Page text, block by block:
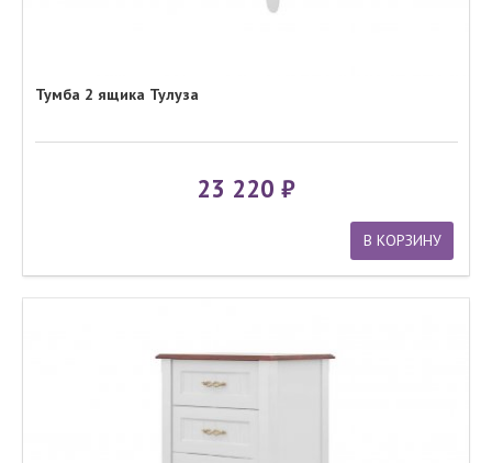
Тумба 2 ящика Тулуза
23 220
В КОРЗИНУ